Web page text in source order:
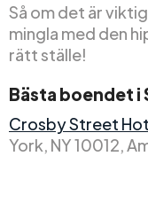
Så om det är
mingla med den
rätt ställe!
Bästa boendet i
Crosby Street
York, NY 10012,